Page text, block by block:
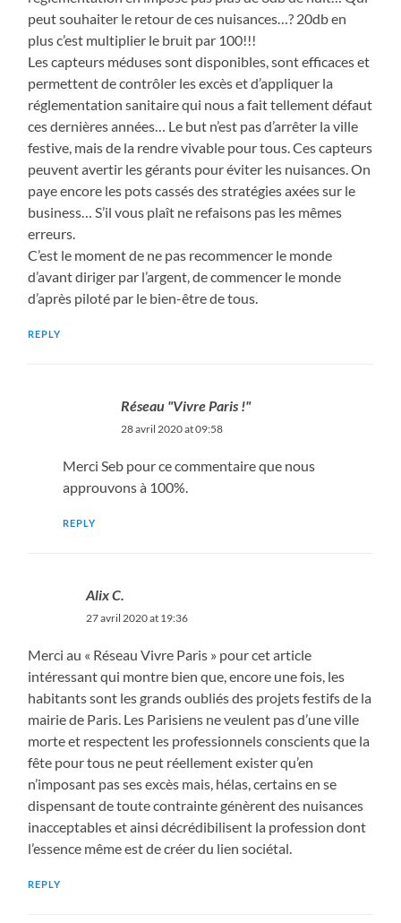
peut souhaiter le retour de ces nuisances…? 20db en
plus c’est multiplier le bruit par 100!!!
Les capteurs méduses sont disponibles, sont efficaces et
permettent de contrôler les excès et d’appliquer la
réglementation sanitaire qui nous a fait tellement défaut
ces dernières années… Le but n’est pas d’arrêter la ville
festive, mais de la rendre vivable pour tous. Ces capteurs
peuvent avertir les gérants pour éviter les nuisances. On
paye encore les pots cassés des stratégies axées sur le
business… S’il vous plaît ne refaisons pas les mêmes
erreurs.
C’est le moment de ne pas recommencer le monde
d’avant diriger par l’argent, de commencer le monde
d’après piloté par le bien-être de tous.
REPLY
Réseau "Vivre Paris !"
28 avril 2020 at 09:58
Merci Seb pour ce commentaire que nous
approuvons à 100%.
REPLY
Alix C.
27 avril 2020 at 19:36
Merci au « Réseau Vivre Paris » pour cet article
intéressant qui montre bien que, encore une fois, les
habitants sont les grands oubliés des projets festifs de la
mairie de Paris. Les Parisiens ne veulent pas d’une ville
morte et respectent les professionnels conscients que la
fête pour tous ne peut réellement exister qu’en
n’imposant pas ses excès mais, hélas, certains en se
dispensant de toute contrainte génèrent des nuisances
inacceptables et ainsi décrédibilisent la profession dont
l’essence même est de créer du lien sociétal.
REPLY